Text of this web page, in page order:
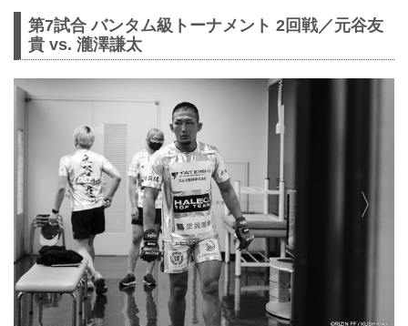
第7試合 バンタム級トーナメント 2回戦／元谷友
貴 vs. 瀧澤謙太